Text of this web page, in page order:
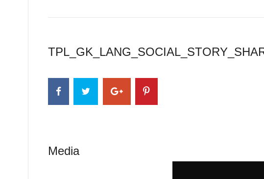
Media